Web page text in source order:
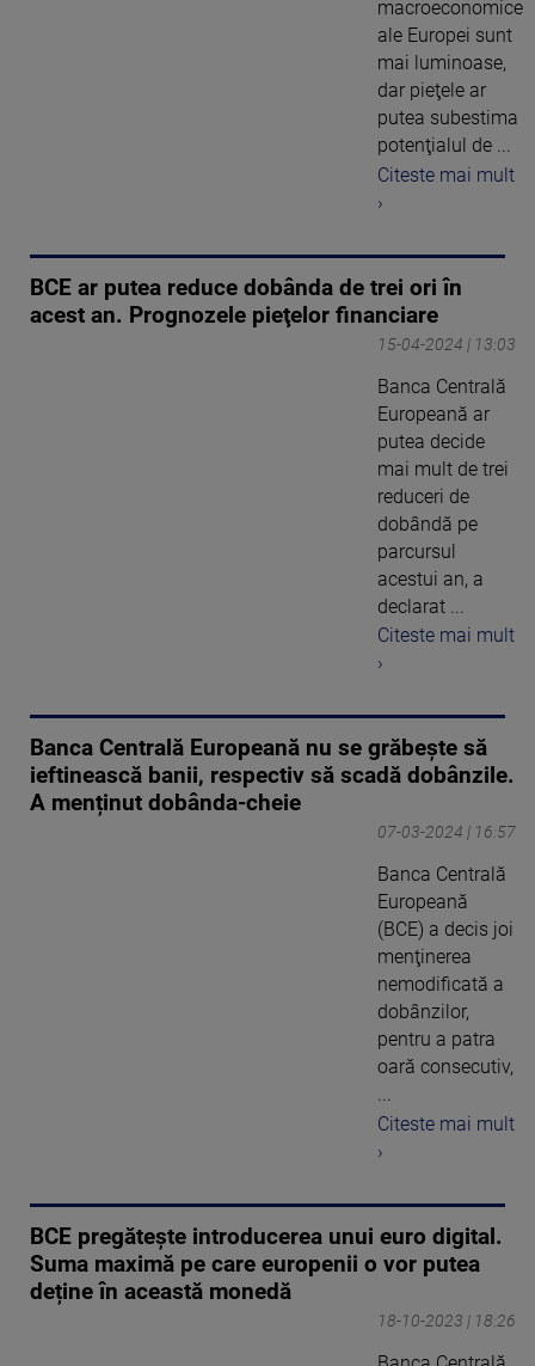
macroeconomice
ale Europei sunt
mai luminoase,
dar pieţele ar
putea subestima
potenţialul de ...
Citeste mai mult
›
BCE ar putea reduce dobânda de trei ori în
acest an. Prognozele pieţelor financiare
15-04-2024 | 13:03
Banca Centrală
Europeană ar
putea decide
mai mult de trei
reduceri de
dobândă pe
parcursul
acestui an, a
declarat ...
Citeste mai mult
›
Banca Centrală Europeană nu se grăbește să
ieftinească banii, respectiv să scadă dobânzile.
A menținut dobânda-cheie
07-03-2024 | 16:57
Banca Centrală
Europeană
(BCE) a decis joi
menţinerea
nemodificată a
dobânzilor,
pentru a patra
oară consecutiv,
...
Citeste mai mult
›
BCE pregătește introducerea unui euro digital.
Suma maximă pe care europenii o vor putea
deține în această monedă
18-10-2023 | 18:26